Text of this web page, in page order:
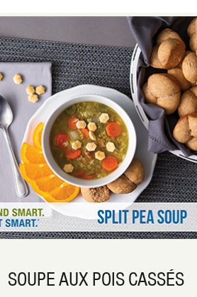
SOUPE AUX POIS CASSÉS